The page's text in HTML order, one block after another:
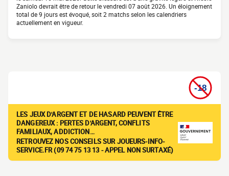
Zaniolo devrait être de retour le vendredi 07 août 2026. Un éloignement
total de 9 jours est évoqué, soit 2 matchs selon les calendriers
actuellement en vigueur.
LES JEUX D'ARGENT ET DE HASARD PEUVENT ÊTRE
DANGEREUX : PERTES D'ARGENT, CONFLITS
FAMILIAUX, ADDICTION…
RETROUVEZ NOS CONSEILS SUR JOUEURS-INFO-
SERVICE.FR (09 74 75 13 13 - APPEL NON SURTAXÉ)